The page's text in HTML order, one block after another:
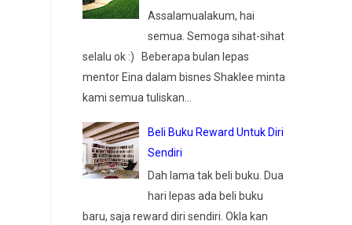
Assalamualakum, hai
semua. Semoga sihat-sihat
selalu ok :) Beberapa bulan lepas
mentor Eina dalam bisnes Shaklee minta
kami semua tuliskan...
Beli Buku Reward Untuk Diri
Sendiri
Dah lama tak beli buku. Dua
hari lepas ada beli buku
baru, saja reward diri sendiri. Okla kan